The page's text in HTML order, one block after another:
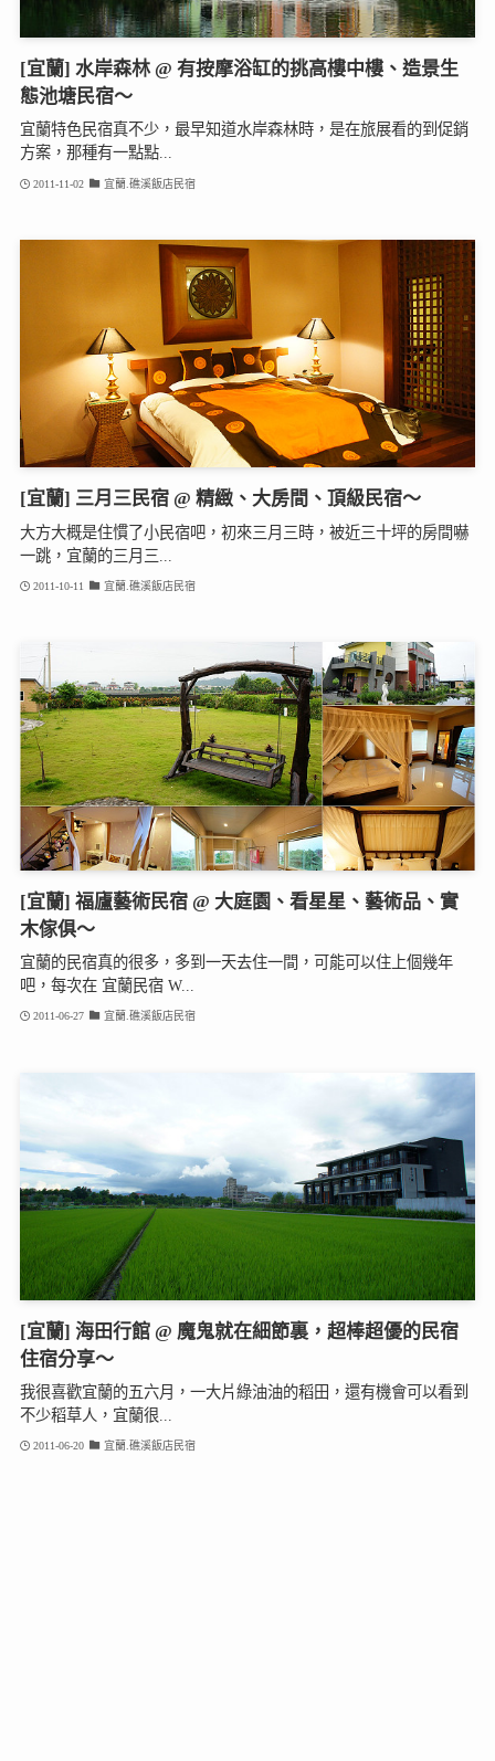
[宜蘭] 水岸森林 @ 有按摩浴缸的挑高樓中樓、造景生
態池塘民宿～
宜蘭特色民宿真不少，最早知道水岸森林時，是在旅展看的到促銷
方案，那種有一點點...
2011-11-02 宜蘭.礁溪飯店民宿
[宜蘭] 三月三民宿 @ 精緻、大房間、頂級民宿～
大方大概是住慣了小民宿吧，初來三月三時，被近三十坪的房間嚇
一跳，宜蘭的三月三...
2011-10-11 宜蘭.礁溪飯店民宿
[宜蘭] 福廬藝術民宿 @ 大庭園、看星星、藝術品、實
木傢俱～
宜蘭的民宿真的很多，多到一天去住一間，可能可以住上個幾年
吧，每次在 宜蘭民宿 W...
2011-06-27 宜蘭.礁溪飯店民宿
[宜蘭] 海田行館 @ 魔鬼就在細節裏，超棒超優的民宿
住宿分享～
我很喜歡宜蘭的五六月，一大片綠油油的稻田，還有機會可以看到
不少稻草人，宜蘭很...
2011-06-20 宜蘭.礁溪飯店民宿